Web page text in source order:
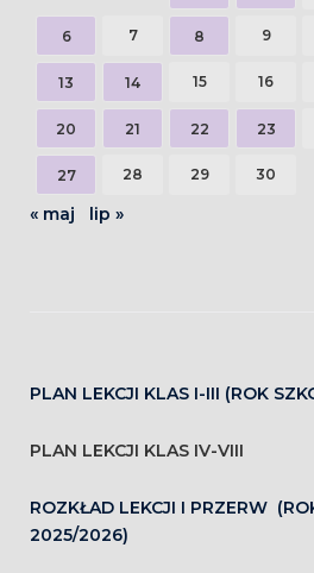
6 7 8 9
13 14 15 16
20 21 22 23
27 28 29 30
« maj lip »
PLAN LEKCJI KLAS I-III (ROK
PLAN LEKCJI KLAS IV-VIII
ROZKŁAD LEKCJI I PRZERW
2025/2026)